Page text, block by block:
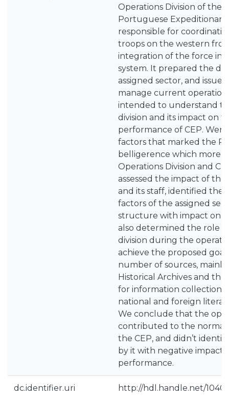
Operations Division of the
Portuguese Expeditionary
responsible for
troops on the western
integration of the force in
system. It prepared the
assigned sector, and
manage current
intended to understand
division and its impact on
performance of CEP.
factors that marked the
belligerence which more
Operations Division and
assessed the impact of
and its staff, identified the
factors of the assigned
structure with impact on
also determined the role
division during the
achieve the proposed
number of sources,
Historical Archives and
for information collection,
national and foreign
We conclude that the
contributed to the normal
the CEP, and didn’t
by it with negative impact
performance.
dc.identifier.uri http://hdl.handle.net/